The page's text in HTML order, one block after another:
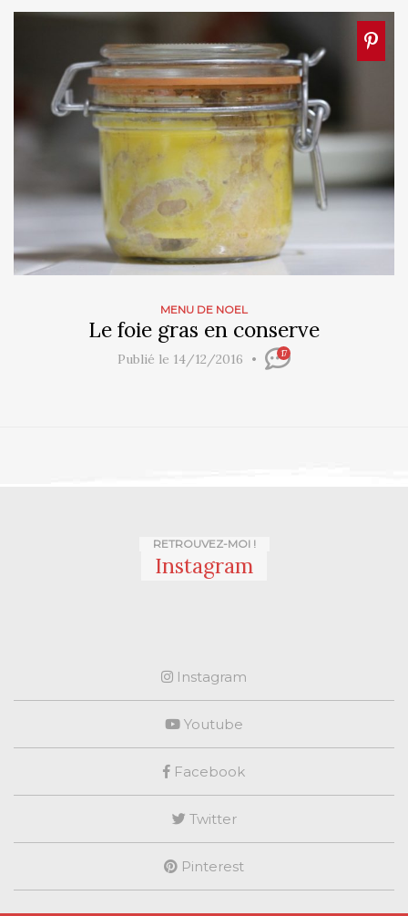
MENU DE NOEL
Le foie gras en conserve
Publié le 14/12/2016 17
RETROUVEZ-MOI !
Instagram
Instagram
Youtube
Facebook
Twitter
Pinterest